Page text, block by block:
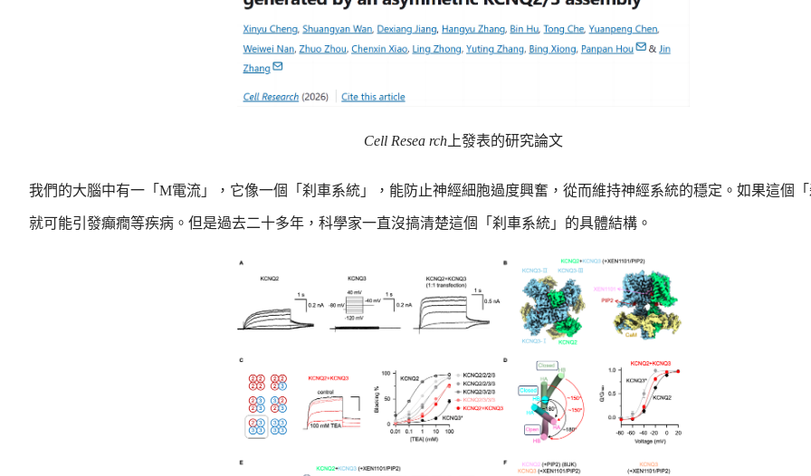
Cell Resea rch上發表的研究論文
我們的大腦中有一「M電流」，它像一個「刹車系統」，能防止神經細胞過度興奮，從而維持神經系統的穩定。如果這個「
就可能引發癲癇等疾病。但是過去二十多年，科學家一直沒搞清楚這個「刹車系統」的具體結構。